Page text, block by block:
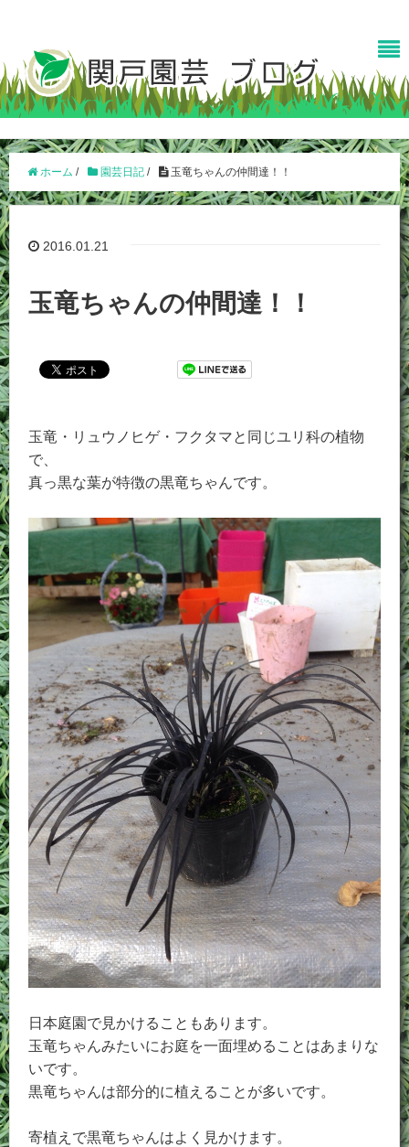
ホーム / 園芸日記 / 玉竜ちゃんの仲間達！！
2016.01.21
玉竜ちゃんの仲間達！！
玉竜・リュウノヒゲ・フクタマと同じユリ科の植物
で、
真っ黒な葉が特徴の黒竜ちゃんです。
日本庭園で見かけることもあります。
玉竜ちゃんみたいにお庭を一面埋めることはあまりな
いです。
黒竜ちゃんは部分的に植えることが多いです。
寄植えで黒竜ちゃんはよく見かけます。